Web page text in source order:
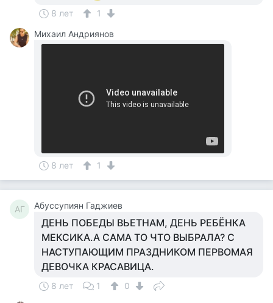
8 лет
1
Михаил Андриянов
8 лет 1
AГ Aбуссупиян Гаджиев
ДЕНЬ ПОБЕДЫ ВЬЕТНАМ, ДЕНЬ РЕБЁНКА
МЕКСИКА.А САМА ТО ЧТО ВЫБРАЛА? С
НАСТУПАЮЩИМ ПРАЗДНИКОМ ПЕРВОМАЯ
ДЕВОЧКА КРАСАВИЦА.
8 лет 1
0